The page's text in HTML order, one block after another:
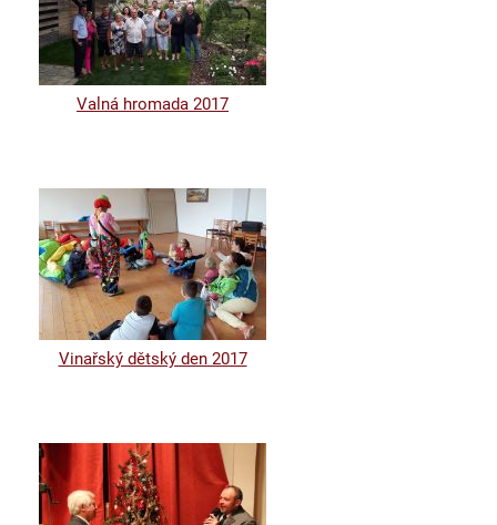
Valná hromada 2017
Vinařský dětský den 2017